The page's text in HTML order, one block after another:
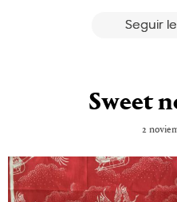
Seguir
Sweet
2